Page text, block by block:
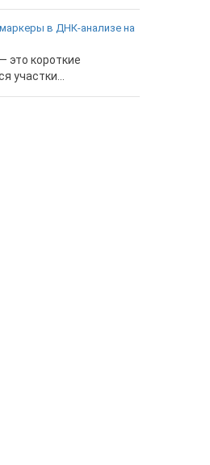
в ДНК-анализе на
это короткие
участки...